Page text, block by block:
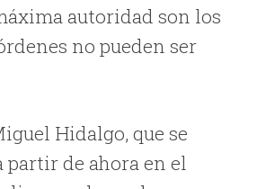
autoridad son los
no pueden ser
Hidalgo, que se
de ahora en el